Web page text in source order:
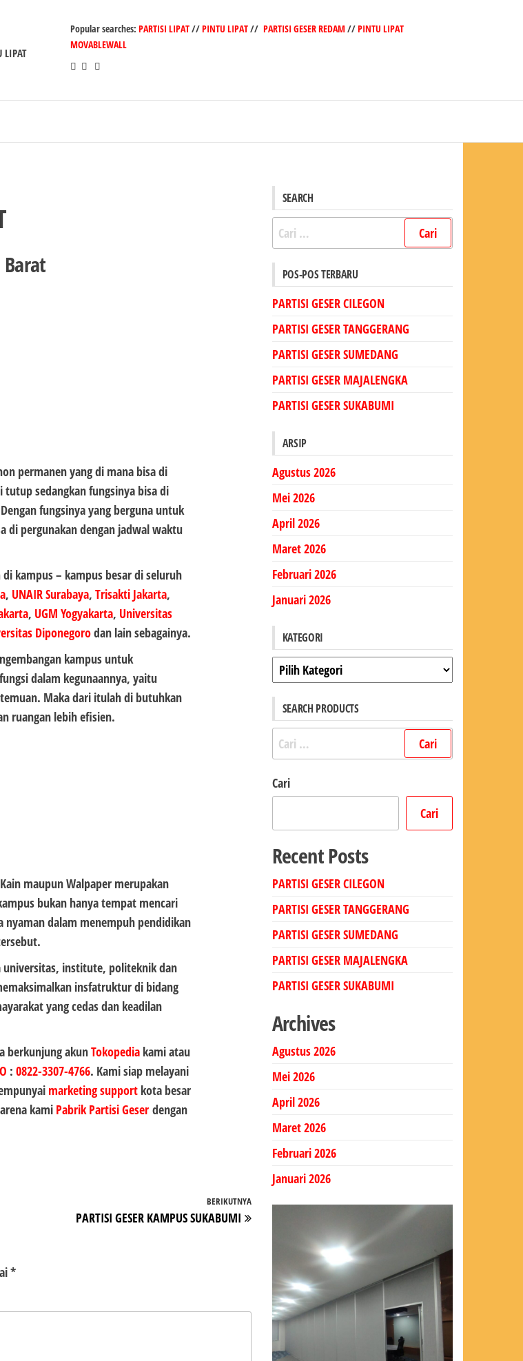
LIPAT
Popular searches: PARTISI LIPAT//PINTU LIPAT// PARTISI GESER REDAM//PINTU LIPAT
MOVABLEWALL
permanen yang di mana bisa di
tutup sedangkan fungsinya bisa di
fungsinya yang berguna untuk
di pergunakan dengan jadwal waktu
kampus – kampus besar di seluruh
, UNAIR Surabaya, Trisakti Jakarta,
, UGM Yogyakarta, Universitas
Diponegorodan lain sebagainya.
kampus untuk
dalam kegunaannya, yaitu
Maka dari itulah di butuhkan
ruangan lebih efisien.
maupun Walpaper merupakan
bukan hanya tempat mencari
dalam menempuh pendidikan
institute, politeknik dan
insfatruktur di bidang
yang cedas dan keadilan
berkunjung akunTokopediakami atau
: 0822-3307-4766. Kami siap melayani
marketing supportkota besar
kami Pabrik Partisi Geser dengan
Pos
Berikutnya
BERIKUTNYA
PARTISI GESER KAMPUS SUKABUMI
*
SEARCH
Cari
untuk:
POS-POS TERBARU
PARTISI GESER CILEGON
PARTISI GESER TANGGERANG
PARTISI GESER SUMEDANG
PARTISI GESER MAJALENGKA
PARTISI GESER SUKABUMI
ARSIP
Agustus 2026
Mei 2026
April 2026
Maret 2026
Februari 2026
Januari 2026
KATEGORI
Kategori
SEARCH PRODUCTS
Cari
untuk:
Cari
Cari
Recent Posts
PARTISI GESER CILEGON
PARTISI GESER TANGGERANG
PARTISI GESER SUMEDANG
PARTISI GESER MAJALENGKA
PARTISI GESER SUKABUMI
Archives
Agustus 2026
Mei 2026
April 2026
Maret 2026
Februari 2026
Januari 2026